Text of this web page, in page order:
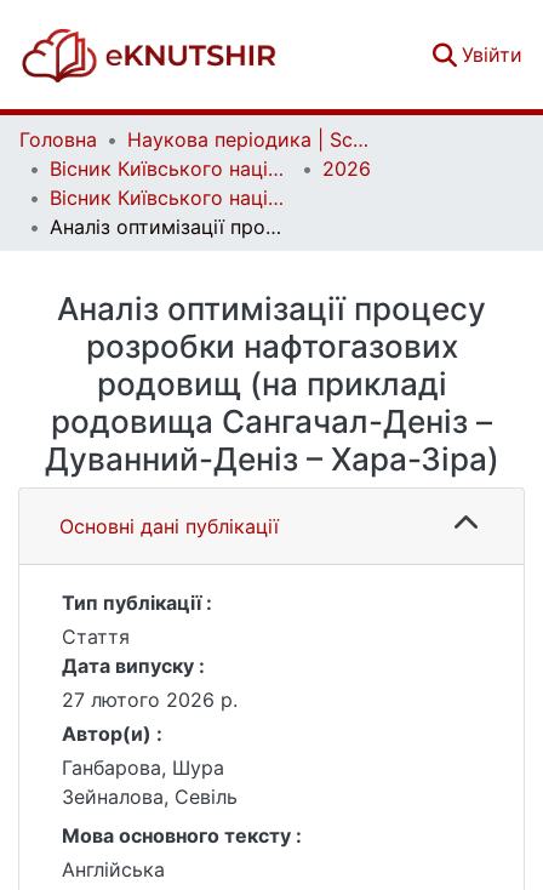
Увійти
Головна
Наукова періодика | Scientific periodicals
Вісник Київського національного університету імені Тараса Шевченка. Геологія | Visnyk of Taras Shevchenko National University of Kyiv. Geology
2026
Вісник Київського національного університету імені Тараса Шевченка. Геологія. 1(112)
Аналіз оптимізації процесу розробки нафтогазових родовищ (на прикладі родовища Сангачал-Деніз – Дуванний-Деніз – Хара-Зіра)
Аналіз оптимізації процесу
розробки нафтогазових
родовищ (на прикладі
родовища Сангачал-Деніз –
Дуванний-Деніз – Хара-Зіра)
Основні дані публікації
Тип публікації :
Стаття
Дата випуску :
27 лютого 2026 р.
Автор(и) :
Ганбарова, Шура
Зейналова, Севіль
Мова основного тексту :
Англійська